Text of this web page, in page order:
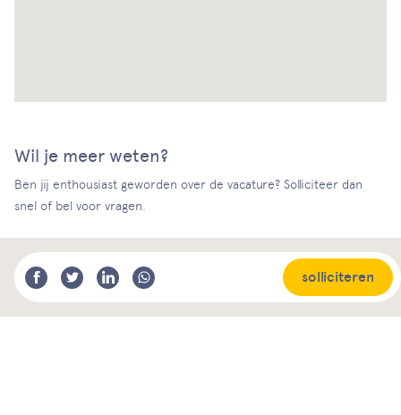
Wil je meer weten?
Ben jij enthousiast geworden over de vacature? Solliciteer dan
snel of bel voor vragen.
solliciteren